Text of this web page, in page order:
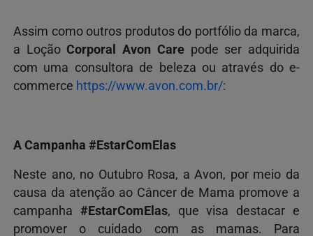
Assim como outros produtos do portfólio da marca,
a LoçãoCorporal Avon Carepode ser adquirida
com uma consultora de beleza ou através do e-
commerce https://www.avon.com.br/:
A Campanha #EstarComElas
Neste ano, no Outubro Rosa, a Avon, por meio da
causa da atenção ao Câncer de Mama promove a
campanha #EstarComElas, que visa destacar e
promover o cuidado com as mamas. Para